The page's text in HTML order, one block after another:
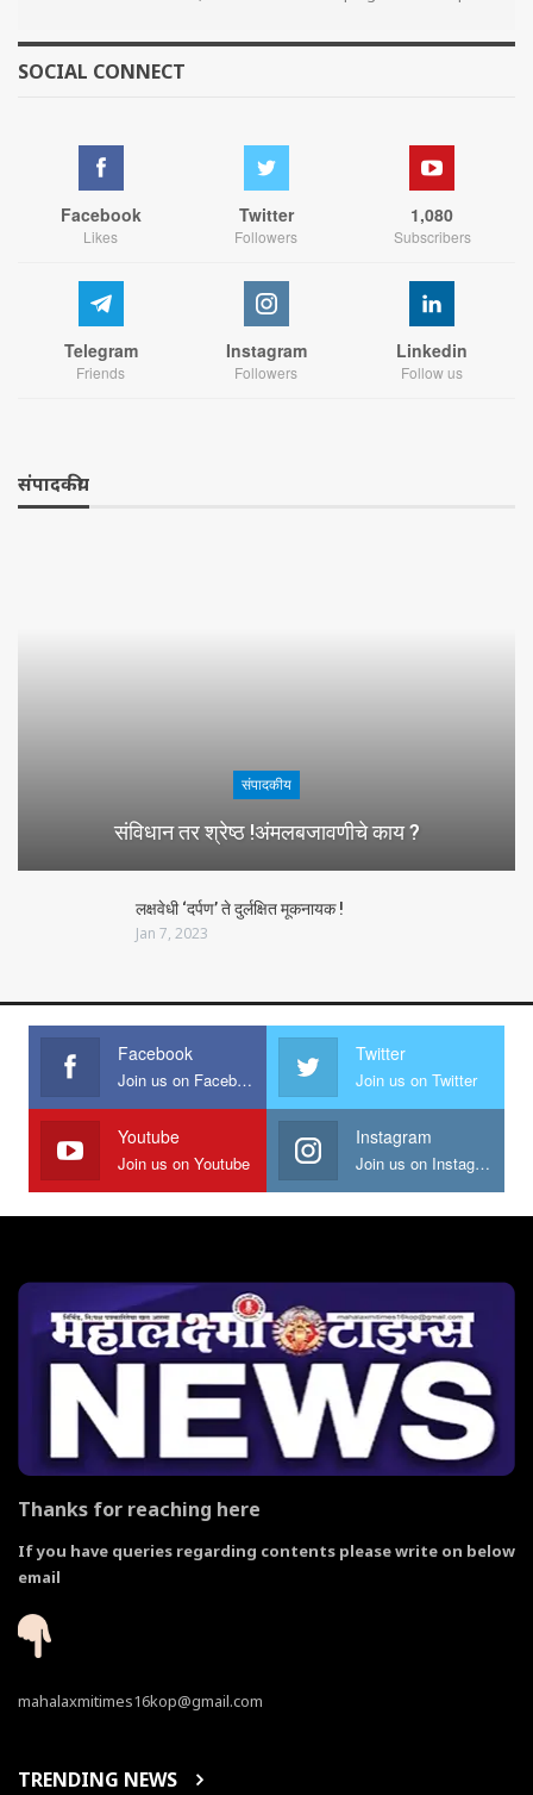
SOCIAL CONNECT
Facebook
Likes
Twitter
Followers
1,080
Subscribers
Telegram
Friends
Instagram
Followers
Linkedin
Follow us
संपादकीय
संपादकीय
संविधान तर श्रेष्ठ !अंमलबजावणीचे काय ?
लक्षवेधी ‘दर्पण’ ते दुर्लक्षित मूकनायक !
Jan 7, 2023
Facebook
Join us on Facebook
Twitter
Join us on Twitter
Youtube
Join us on Youtube
Instagram
Join us on Instagram
Thanks for reaching here
If you have queries regarding contents please write on below
email
mahalaxmitimes16kop@gmail.com
TRENDING NEWS